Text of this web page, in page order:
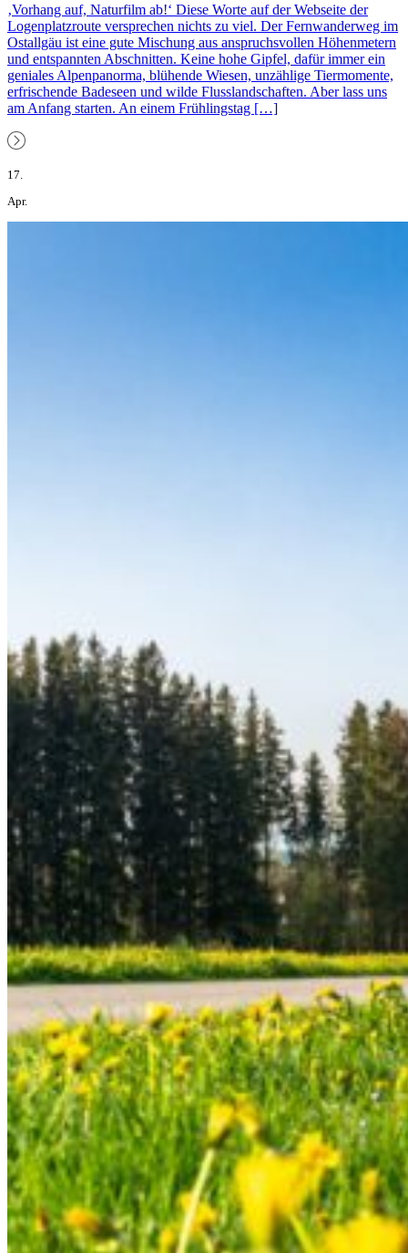
‚Vorhang auf, Naturfilm ab!‘ Diese Worte auf der Webseite der
Logenplatzroute versprechen nichts zu viel. Der Fernwanderweg im
Ostallgäu ist eine gute Mischung aus anspruchsvollen Höhenmetern
und entspannten Abschnitten. Keine hohe Gipfel, dafür immer ein
geniales Alpenpanorma, blühende Wiesen, unzählige Tiermomente,
erfrischende Badeseen und wilde Flusslandschaften. Aber lass uns
am Anfang starten. An einem Frühlingstag […]
17.
Apr.